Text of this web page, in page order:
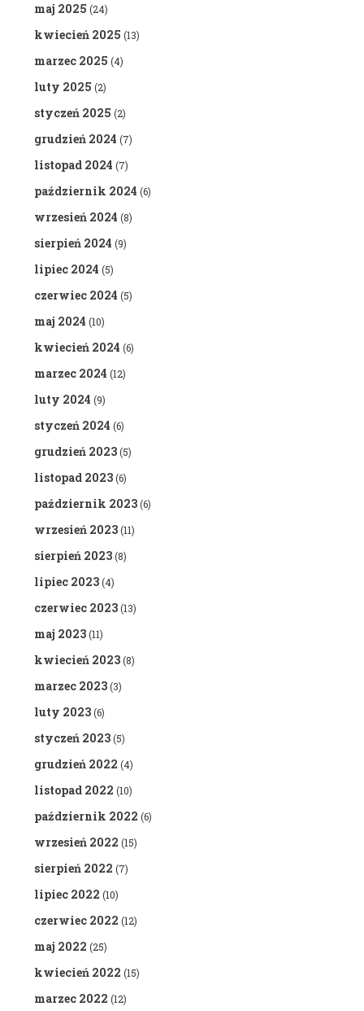
maj 2025 (24)
kwiecień 2025 (13)
marzec 2025 (4)
luty 2025 (2)
styczeń 2025 (2)
grudzień 2024 (7)
listopad 2024 (7)
październik 2024 (6)
wrzesień 2024 (8)
sierpień 2024 (9)
lipiec 2024 (5)
czerwiec 2024 (5)
maj 2024 (10)
kwiecień 2024 (6)
marzec 2024 (12)
luty 2024 (9)
styczeń 2024 (6)
grudzień 2023(5)
listopad 2023(6)
październik 2023(6)
wrzesień 2023(11)
sierpień 2023(8)
lipiec 2023(4)
czerwiec 2023(13)
maj 2023(11)
kwiecień 2023(8)
marzec 2023(3)
luty 2023(6)
styczeń 2023(5)
grudzień 2022 (4)
listopad 2022 (10)
październik 2022 (6)
wrzesień 2022 (15)
sierpień 2022 (7)
lipiec 2022 (10)
czerwiec 2022 (12)
maj 2022 (25)
kwiecień 2022 (15)
marzec 2022 (12)